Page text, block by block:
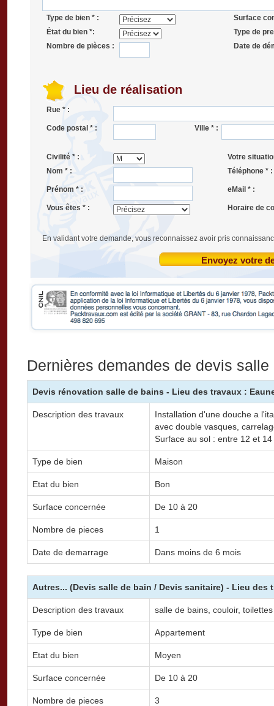
Type de bien * :
Surface
État du bien *:
Type de
Nombre de pièces :
Date de
Lieu de réalisation
Rue * :
Code postal * : Ville * :
Civilité * :
Votre
Nom * :
Téléphone * :
Prénom * : eMail * :
Vous êtes * : Horaire de
En validant votre demande, vous reconnaissez avoir pris
Envoyez votre
Dernières demandes de devis
Devis rénovation salle de bains - Lieu des travaux :
Description des travaux
Installation d'une douche a
avec double vasques,
Surface au sol : entre 12 et
Type de bien Maison
Etat du bien Bon
Surface concernée De 10 à 20
Nombre de pieces 1
Date de demarrage Dans moins de 6 mois
Autres... (Devis salle de bain / Devis sanitaire) - Lieu des
Description des travaux salle de bains, couloir, toilettes
Type de bien Appartement
Etat du bien Moyen
Surface concernée De 10 à 20
Nombre de pieces 3